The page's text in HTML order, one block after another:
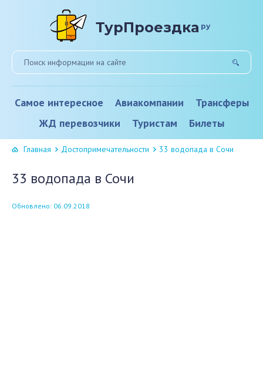
ТурПроездка ру
Самое интересное Авиакомпании
Трансферы
ЖД перевозчики
Туристам Билеты
Главная Достопримечательности 33 водопада в Сочи
33 водопада в Сочи
Обновлено: 06.09.2018